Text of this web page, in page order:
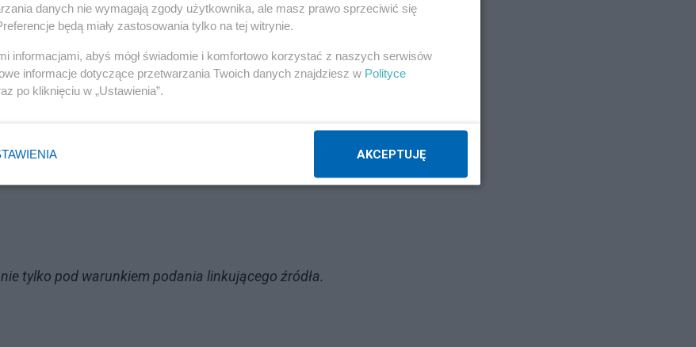
Noble Bankiem (obecnie Getin Bank) reprezentował
tylko pod warunkiem podania linkującego źródła.
danych nie wymagają zgody użytkownika, ale masz prawo sprzeciwić się
będą miały zastosowania tylko na tej witrynie.
informacjami, abyś mógł świadomie i komfortowo korzystać z naszych serwisów
informacje dotyczące przetwarzania Twoich danych znajdziesz w Polityce
po kliknięciu w „Ustawienia”.
AKCEPTUJĘ